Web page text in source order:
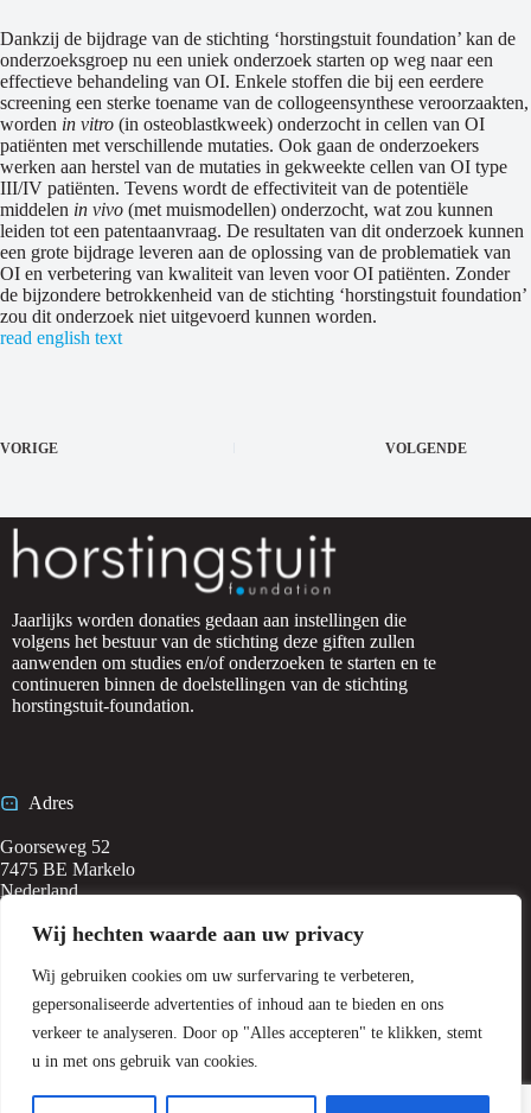
Wij hechten waarde aan uw privacy
Wij gebruiken cookies om uw surfervaring te verbeteren,
gepersonaliseerde advertenties of inhoud aan te bieden en ons
verkeer te analyseren. Door op "Alles accepteren" te klikken, stemt
u in met ons gebruik van cookies.
Dankzij de bijdrage van de stichting ‘horstingstuit foundation’ kan de
onderzoeksgroep nu een uniek onderzoek starten op weg naar een
effectieve behandeling van OI. Enkele stoffen die bij een eerdere
screening een sterke toename van de collogeensynthese veroorzaakten,
worden in vitro (in osteoblastkweek) onderzocht in cellen van OI
patiënten met verschillende mutaties. Ook gaan de onderzoekers
werken aan herstel van de mutaties in gekweekte cellen van OI type
III/IV patiënten. Tevens wordt de effectiviteit van de potentiële
middelen in vivo (met muismodellen) onderzocht, wat zou kunnen
leiden tot een patentaanvraag. De resultaten van dit onderzoek kunnen
een grote bijdrage leveren aan de oplossing van de problematiek van
OI en verbetering van kwaliteit van leven voor OI patiënten. Zonder
de bijzondere betrokkenheid van de stichting ‘horstingstuit foundation’
zou dit onderzoek niet uitgevoerd kunnen worden.
read english text
VORIGE VOLGENDE
Jaarlijks worden donaties gedaan aan instellingen die
volgens het bestuur van de stichting deze giften zullen
aanwenden om studies en/of onderzoeken te starten en te
continueren binnen de doelstellingen van de stichting
horstingstuit-foundation.
Adres
Goorseweg 52
7475 BE Markelo
Nederland
Contact
KVK: 63909413
Vestiging: HRSD63909413